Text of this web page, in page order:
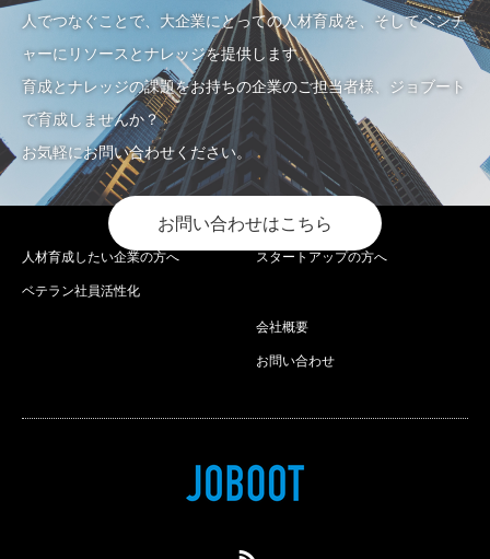
人でつなぐことで、大企業にとっての人材育成を、そしてベンチ
ャーにリソースとナレッジを提供します。
育成とナレッジの課題をお持ちの企業のご担当者様、ジョブート
で育成しませんか？
お気軽にお問い合わせください。
お問い合わせはこちら
人材育成したい企業の方へ
ベテラン社員活性化
スタートアップの方へ
会社概要
お問い合わせ